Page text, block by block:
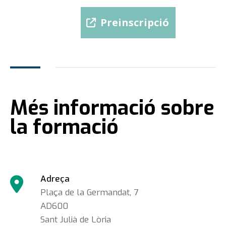
Preinscripció
plan=QS06WZR2MFI8…
Més informació sobre
la formació
Adreça
Plaça de la Germandat, 7
AD600
Sant Julià de Lòria